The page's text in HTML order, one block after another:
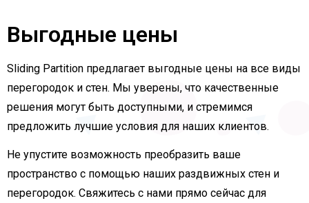
Выгодные цены
Sliding Partition предлагает выгодные цены на все виды
перегородок и стен. Мы уверены, что качественные
решения могут быть доступными, и стремимся
предложить лучшие условия для наших клиентов.
Не упустите возможность преобразить ваше
пространство с помощью наших раздвижных стен и
перегородок. Свяжитесь с нами прямо сейчас для